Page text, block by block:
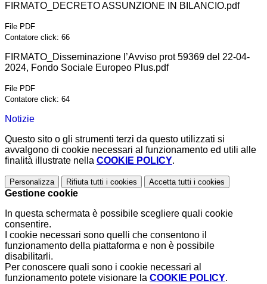
FIRMATO_DECRETO ASSUNZIONE IN BILANCIO.pdf
File PDF
Contatore click: 66
FIRMATO_Disseminazione l’Avviso prot 59369 del 22-04-
2024, Fondo Sociale Europeo Plus.pdf
File PDF
Contatore click: 64
Notizie
Questo sito o gli strumenti terzi da questo utilizzati si
avvalgono di cookie necessari al funzionamento ed utili alle
finalità illustrate nella COOKIE POLICY.
Personalizza Rifiuta tutti i cookies Accetta tutti i cookies
Gestione cookie
In questa schermata è possibile scegliere quali cookie
consentire.
I cookie necessari sono quelli che consentono il
funzionamento della piattaforma e non è possibile
disabilitarli.
Per conoscere quali sono i cookie necessari al
funzionamento potete visionare la COOKIE POLICY.